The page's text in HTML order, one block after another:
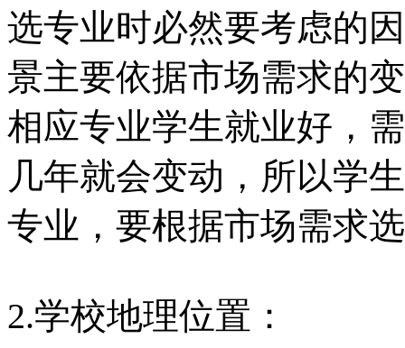
选专业时必然要考虑的
景主要依据市场需求的
相应专业学生就业好，
几年就会变动，所以学
专业，要根据市场需求
2.学校地理位置：